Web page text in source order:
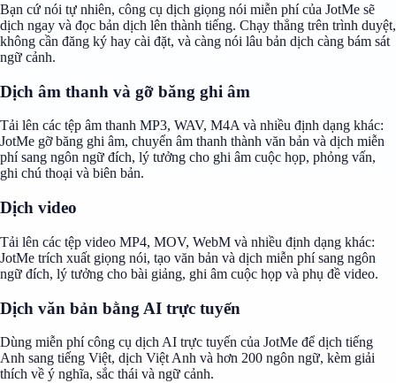
Bạn cứ nói tự nhiên, công cụ dịch giọng nói miễn phí của JotMe sẽ
dịch ngay và đọc bản dịch lên thành tiếng. Chạy thẳng trên trình duyệt,
không cần đăng ký hay cài đặt, và càng nói lâu bản dịch càng bám sát
ngữ cảnh.
Dịch âm thanh và gỡ băng ghi âm
Tải lên các tệp âm thanh MP3, WAV, M4A và nhiều định dạng khác:
JotMe gỡ băng ghi âm, chuyển âm thanh thành văn bản và dịch miễn
phí sang ngôn ngữ đích, lý tưởng cho ghi âm cuộc họp, phỏng vấn,
ghi chú thoại và biên bản.
Dịch video
Tải lên các tệp video MP4, MOV, WebM và nhiều định dạng khác:
JotMe trích xuất giọng nói, tạo văn bản và dịch miễn phí sang ngôn
ngữ đích, lý tưởng cho bài giảng, ghi âm cuộc họp và phụ đề video.
Dịch văn bản bằng AI trực tuyến
Dùng miễn phí công cụ dịch AI trực tuyến của JotMe để dịch tiếng
Anh sang tiếng Việt, dịch Việt Anh và hơn 200 ngôn ngữ, kèm giải
thích về ý nghĩa, sắc thái và ngữ cảnh.